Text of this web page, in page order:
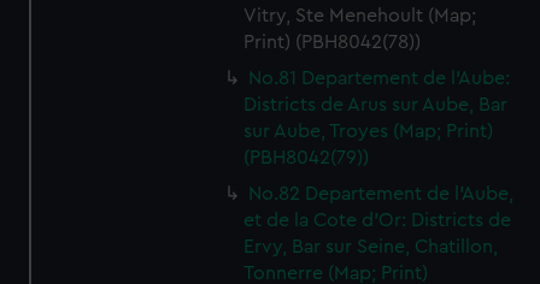
Vitry, Ste Menehoult (Map;
Print) (PBH8042(78))
No.81 Departement de l'Aube:
Districts de Arus sur Aube, Bar
sur Aube, Troyes (Map; Print)
(PBH8042(79))
No.82 Departement de l'Aube,
et de la Cote d'Or: Districts de
Ervy, Bar sur Seine, Chatillon,
Tonnerre (Map; Print)